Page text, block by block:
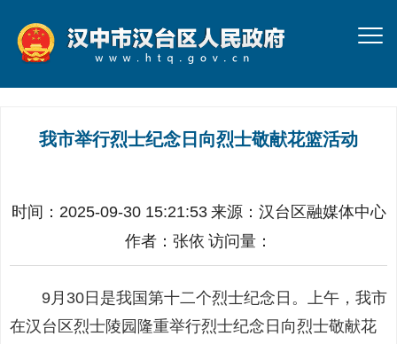
我市举行烈士纪念日向烈士敬献花篮活动
时间：2025-09-30 15:21:53 来源： 汉台区融媒体中心
作者： 张依 访问量：
9月30日是我国第十二个烈士纪念日。上午，我市
在汉台区烈士陵园隆重举行烈士纪念日向烈士敬献花